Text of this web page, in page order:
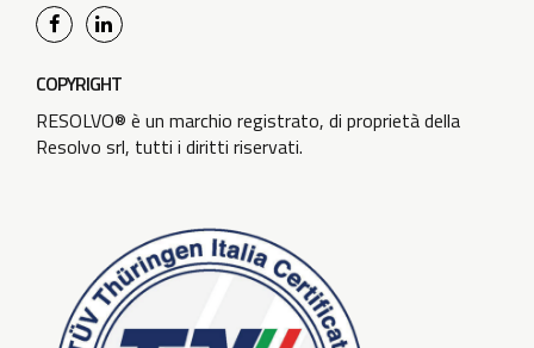
COPYRIGHT
RESOLVO® è un marchio registrato, di proprietà della
Resolvo srl, tutti i diritti riservati.